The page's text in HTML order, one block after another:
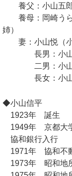
養父：小山五
養母：岡崎うら
姉）
妻：小山悦（小
長男：小山
二男：小山
長女：小山
◆小山信平
1923年 誕生
1949年 京都大
協和銀行入行
1971年 協和不
1973年 昭和地